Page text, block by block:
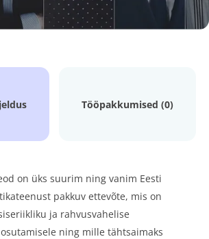
Tööpakkumised (0)
on üks suurim ning vanim Eesti
pakkuv ettevõte, mis on
ja rahvusvahelise
ning mille tähtsaimaks